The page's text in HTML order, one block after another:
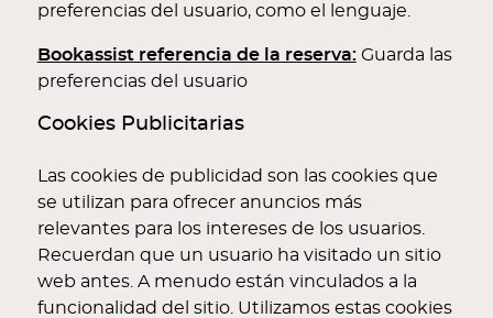
preferencias del usuario, como el lenguaje.
Bookassist referencia de la reserva:Guarda las
preferencias del usuario
Cookies Publicitarias
Las cookies de publicidad son las cookies que
se utilizan para ofrecer anuncios más
relevantes para los intereses de los usuarios.
Recuerdan que un usuario ha visitado un sitio
web antes. A menudo están vinculados a la
funcionalidad del sitio. Utilizamos estas cookies